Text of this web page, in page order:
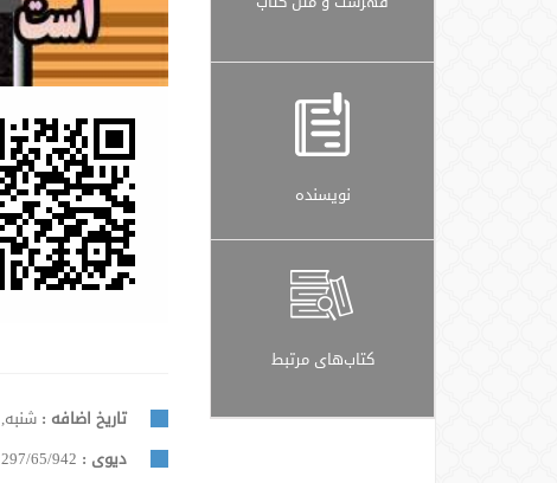
نویسنده
کتاب‌های مرتبط
تاریخ اضافه : شنبه, 02 آبان 1388
دیوی : 297/65/942